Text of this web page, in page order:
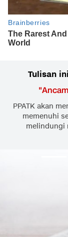
Tulisan
"
PPATK akan
memenuhi
melindungi